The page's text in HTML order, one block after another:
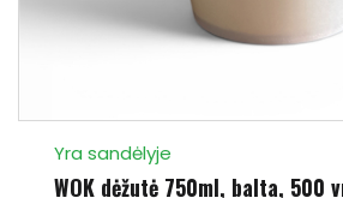
Yra sandėlyje
WOK dėžutė 750ml, balta, 500